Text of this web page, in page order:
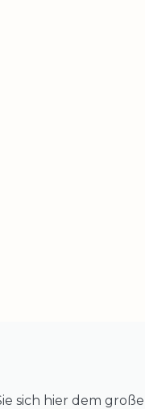
sich hier dem